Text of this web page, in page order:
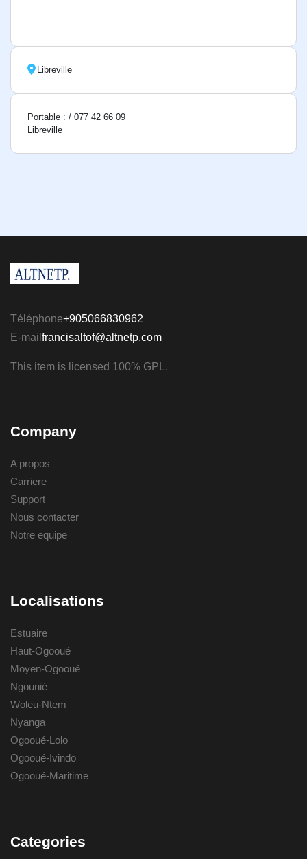
Libreville
Portable : / 077 42 66 09
Libreville
Téléphone+905066830962
E-mail francisaltof@altnetp.com
This item is licensed 100% GPL.
Company
A propos
Carriere
Support
Nous contacter
Notre equipe
Localisations
Estuaire
Haut-Ogooué
Moyen-Ogooué
Ngounié
Woleu-Ntem
Nyanga
Ogooué-Lolo
Ogooué-Ivindo
Ogooué-Maritime
Categories